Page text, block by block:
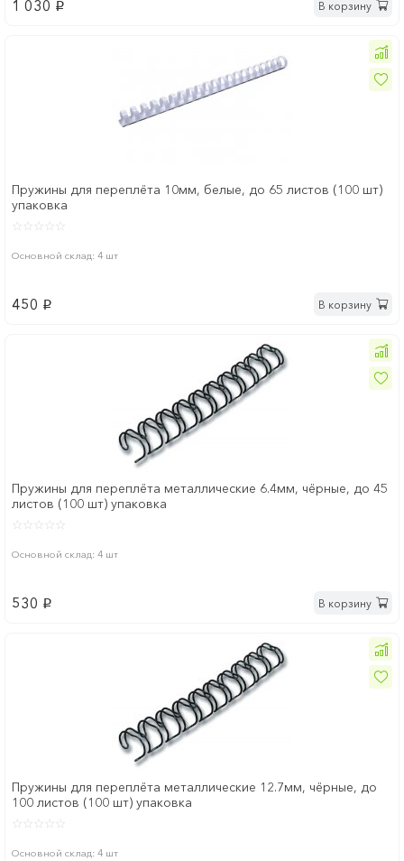
1 030 p В корзину
Пружины для переплёта 10мм, белые, до 65 листов (100 шт)
упаковка
Основной склад: 4 шт
450 p В корзину
Пружины для переплёта металлические 6.4мм, чёрные, до 45
листов (100 шт) упаковка
Основной склад: 4 шт
530 p В корзину
Пружины для переплёта металлические 12.7мм, чёрные, до
100 листов (100 шт) упаковка
Основной склад: 4 шт